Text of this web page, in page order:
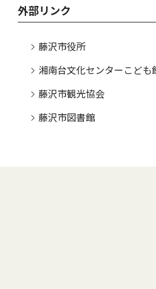
外部リンク
藤沢市役所
湘南台文化センターこども
藤沢市観光協会
藤沢市図書館